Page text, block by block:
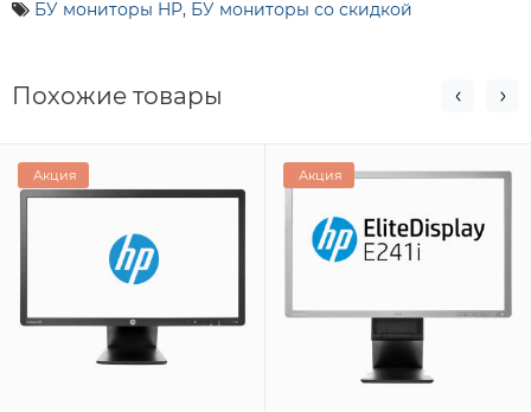
БУ мониторы HP, БУ мониторы со скидкой
Похожие товары
Акция Акция